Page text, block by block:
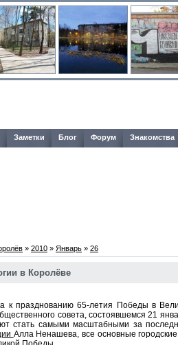
Заметки Блог Форум Знакомства
» 2010 » Январь » 26
в Королёве
к празднованию 65-летия Победы в
совета, состоявшемся 21
стать самыми масштабными за
Алла Ненашева, все основные